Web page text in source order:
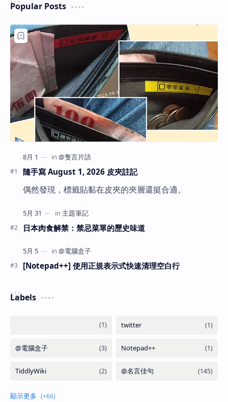
Popular Posts
隨手寫 August 1, 2026 皮夾註記
偶然發現，標籤貼黏在皮夾的夾層還挺合適。
日本肉食解禁：禁忌菜單的歷史味道
[Notepad++] 使用正規表示式快速清理空白行
Labels